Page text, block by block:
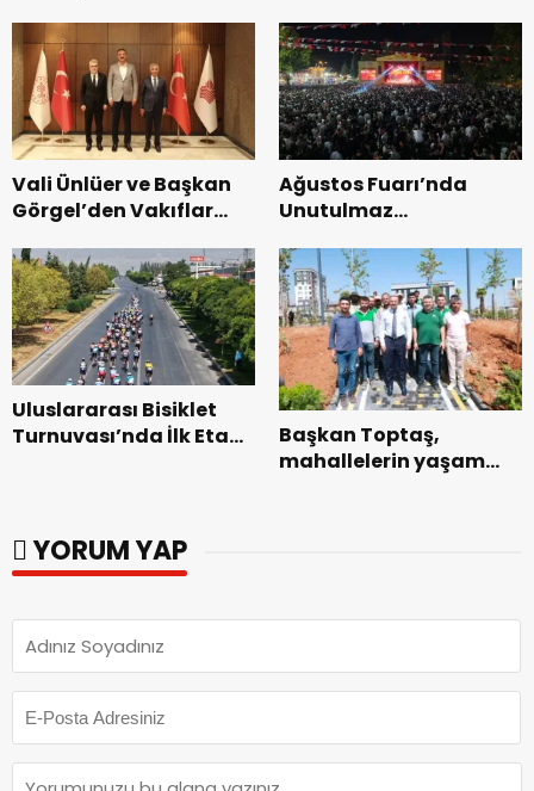
dönemin ön kayıtları
başladı.
Vali Ünlüer ve Başkan
Görgel’den Vakıflar
ziyaret.
Ağustos Fuarı’nda
Unutulmaz
Uluslararası Bisiklet
Turnuvası’nda İlk Etap
Başkan Toptaş,
mahallelerin yaşam
YORUM YAP